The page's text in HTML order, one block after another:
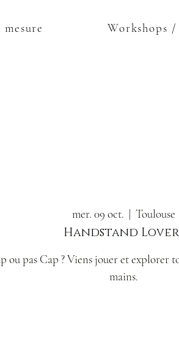
Workshops /
mer. 09 oct.
  |
Toulouse
Handstand
ou pas Cap ? Viens jouer et explorer